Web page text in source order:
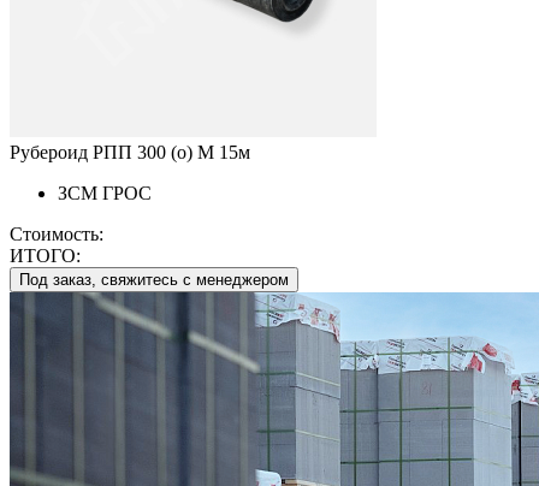
Рубероид РПП 300 (о) М 15м
ЗСМ ГРОС
Стоимость:
ИТОГО:
Под заказ, свяжитесь с менеджером